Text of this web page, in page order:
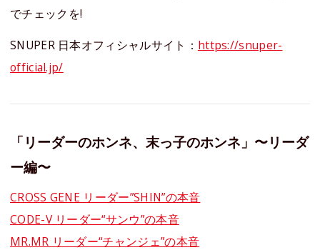
でチェックを!
SNUPER 日本オフィシャルサイト： https://snuper-
official.jp/
「リーダーのホンネ、末っ子のホンネ」〜リーダ
ー編〜
CROSS GENE リーダー”SHIN”の本音
CODE-V リーダー“サンウ”の本音
MR.MR リーダー“チャンジェ”の本音